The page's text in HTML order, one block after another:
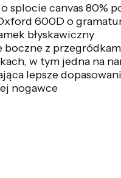
splocie canvas 80%
600D o
błyskawiczny
z
w tym jedna na
lepsze
nogawce